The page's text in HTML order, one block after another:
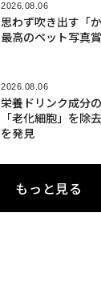
2026.08.06
思わず吹き出す「
最高のペット写真
2026.08.06
栄養ドリンク成分
「老化細胞」を除
を発見
もっと見る